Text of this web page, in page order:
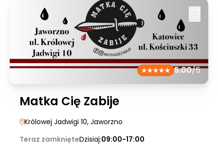
5.00/5
Matka Cię Zabije
Królowej Jadwigi 10, Jaworzno
Teraz zamknięteDzisiaj:09:00-17:00